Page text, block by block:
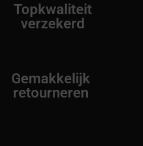
Topkwaliteit
verzekerd
Gemakkelijk
retourneren